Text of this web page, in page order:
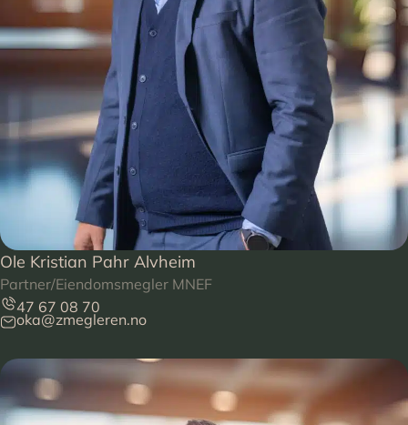
Ole Kristian Pahr Alvheim
Partner/Eiendomsmegler MNEF
47 67 08 70
oka@zmegleren.no